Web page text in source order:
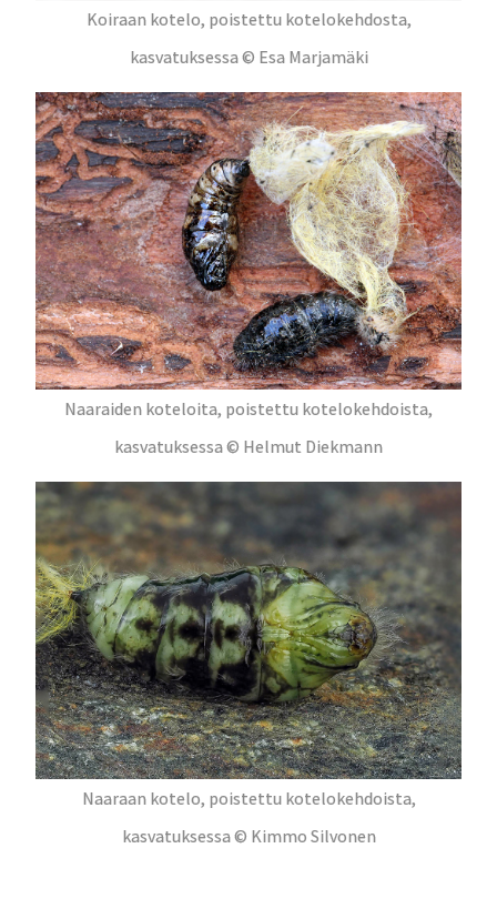
Koiraan kotelo, poistettu kotelokehdosta,
kasvatuksessa © Esa Marjamäki
Naaraiden koteloita, poistettu kotelokehdoista,
kasvatuksessa © Helmut Diekmann
Naaraan kotelo, poistettu kotelokehdoista,
kasvatuksessa © Kimmo Silvonen